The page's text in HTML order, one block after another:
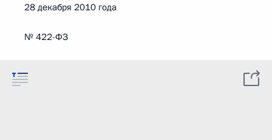
28 декабря 2010 года
№ 422-ФЗ